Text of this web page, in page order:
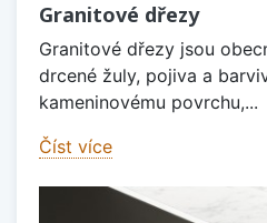
Granitové dřezy
Granitové dřezy jsou
drcené žuly, pojiva a
kameninovému povrchu,...
Číst více